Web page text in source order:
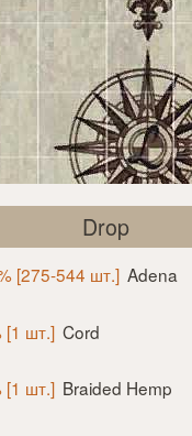
Drop
[275-544 шт.] Adena
[1 шт.] Cord
[1 шт.] Braided Hemp